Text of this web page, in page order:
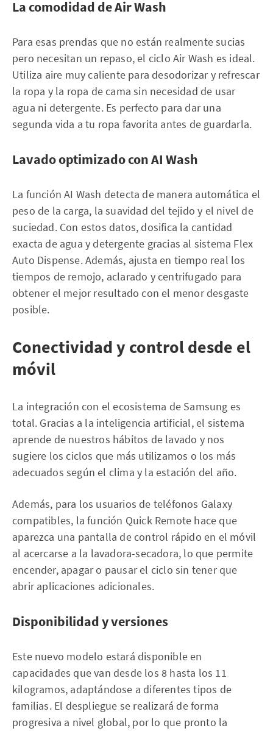
La comodidad de Air Wash
Para esas prendas que no están realmente sucias
pero necesitan un repaso, el ciclo Air Wash es ideal.
Utiliza aire muy caliente para desodorizar y refrescar
la ropa y la ropa de cama sin necesidad de usar
agua ni detergente. Es perfecto para dar una
segunda vida a tu ropa favorita antes de guardarla.
Lavado optimizado con AI Wash
La función AI Wash detecta de manera automática el
peso de la carga, la suavidad del tejido y el nivel de
suciedad. Con estos datos, dosifica la cantidad
exacta de agua y detergente gracias al sistema Flex
Auto Dispense. Además, ajusta en tiempo real los
tiempos de remojo, aclarado y centrifugado para
obtener el mejor resultado con el menor desgaste
posible.
Conectividad y control desde el
móvil
La integración con el ecosistema de Samsung es
total. Gracias a la inteligencia artificial, el sistema
aprende de nuestros hábitos de lavado y nos
sugiere los ciclos que más utilizamos o los más
adecuados según el clima y la estación del año.
Además, para los usuarios de teléfonos Galaxy
compatibles, la función Quick Remote hace que
aparezca una pantalla de control rápido en el móvil
al acercarse a la lavadora-secadora, lo que permite
encender, apagar o pausar el ciclo sin tener que
abrir aplicaciones adicionales.
Disponibilidad y versiones
Este nuevo modelo estará disponible en
capacidades que van desde los 8 hasta los 11
kilogramos, adaptándose a diferentes tipos de
familias. El despliegue se realizará de forma
progresiva a nivel global, por lo que pronto la